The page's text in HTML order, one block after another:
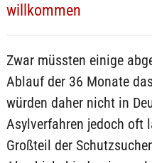
willkommen
Zwar müssten einige
Ablauf der 36 Monate
würden daher nicht in
Asylverfahren jedoch oft
Großteil der